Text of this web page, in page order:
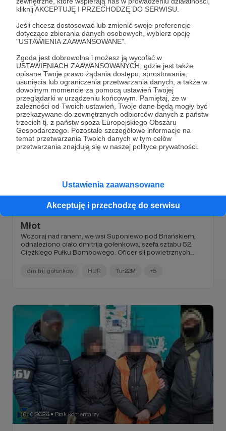
kliknij AKCEPTUJĘ I PRZECHODZĘ DO SERWISU.
Jeśli chcesz dostosować lub zmienić swoje preferencje
dotyczące zbierania danych osobowych, wybierz opcję
"USTAWIENIA ZAAWANSOWANE".
Zgoda jest dobrowolna i możesz ją wycofać w
USTAWIENIACH ZAAWANSOWANYCH, gdzie jest także
opisane Twoje prawo żądania dostępu, sprostowania,
usunięcia lub ograniczenia przetwarzania danych, a także w
dowolnym momencie za pomocą ustawień Twojej
przeglądarki w urządzeniu końcowym. Pamiętaj, że w
zależności od Twoich ustawień, Twoje dane będą mogły być
przekazywane do zewnętrznych odbiorców danych z państw
trzecich tj. z państw spoza Europejskiego Obszaru
Gospodarczego. Pozostałe szczegółowe informacje na
temat przetwarzania Twoich danych w tym celów
przetwarzania znajdują się w naszej polityce prywatności.
Ustawienia zaawansowane
Akceptuję i przechodzę do serwisu
Upadek
Śmieszą mnie twierdzenia, wedle których na porażce
Moskwy w Syrii ucierpi Ukraina. Jeden ze
skarpetkosceptycznych gamoni pisze, że ukraiński HUR
Wschodu rosyjskie siły zostaną teraz użyte w Ukrainie. No
więc pytam – jakie siły?
Assad Syria wojna domowa +5
21.10.2024 Brak komentarzy
Młot
Wczoraj nad ranem, we wsi Suponiewo pod Briańskiem,
odnaleziono ciało dmitrija gołenkowa, szefa sztabu 52.
Ciężkiego Pułku Bombowego. Oficer sił powietrznych
najprawdopodobniej młotem.
dmitrij gołenkow HUR Tu-22M +5
10.10.2024 ● Brak komentarzy